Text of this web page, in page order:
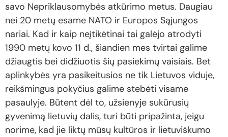
savo Nepriklausomybės atkūrimo metus. Daugiau
nei 20 metų esame NATO ir Europos Sąjungos
nariai. Kad ir kaip neįtikėtinai tai galėjo atrodyti
1990 metų kovo 11 d., šiandien mes tvirtai galime
džiaugtis bei didžiuotis šių pasiekimų vaisiais. Bet
aplinkybės yra pasikeitusios ne tik Lietuvos viduje,
reikšmingus pokyčius galime stebėti visame
pasaulyje. Būtent dėl to, užsienyje sukūrusių
gyvenimą lietuvių dalis, turi būti pripažinta, jeigu
norime, kad jie liktų mūsų kultūros ir lietuviškumo